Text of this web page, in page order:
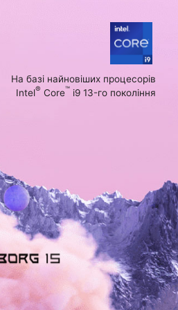
На базі найновіших процесорів
Intel® Core™ i9 13-го покоління